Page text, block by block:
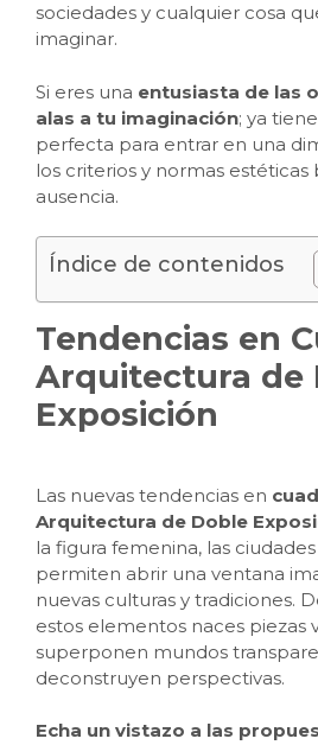
sociedades y cualquier cosa
imaginar.
Si eres una entusiasta de las
alas a tu imaginación; ya
perfecta para entrar en una
los criterios y normas estéticas
ausencia.
Índice de contenidos
Tendencias en
Arquitectura de
Exposición
Las nuevas tendencias en
Arquitectura de Doble
la figura femenina, las
permiten abrir una ventana
nuevas culturas y tradiciones.
estos elementos naces piezas
superponen mundos
deconstruyen perspectivas.
Echa un vistazo a las